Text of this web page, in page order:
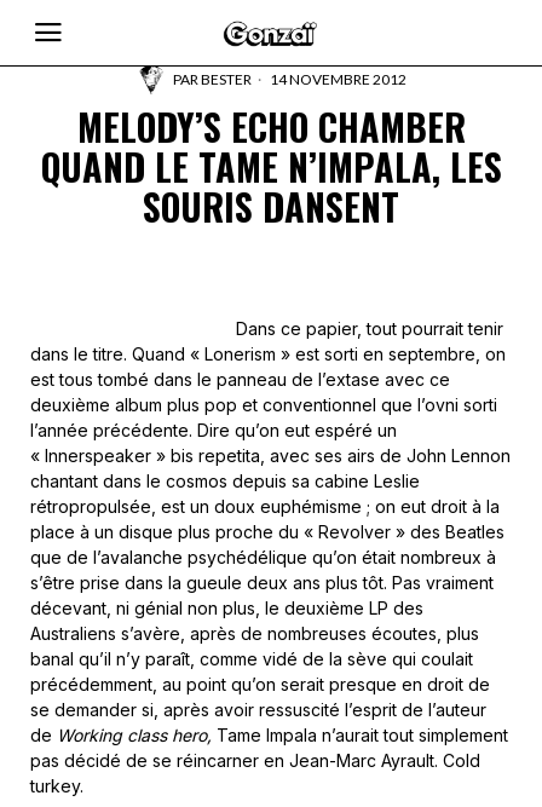
PARBESTER 14 NOVEMBRE 2012
MELODY’S ECHO CHAMBER
QUAND LE TAME N’IMPALA, LES
SOURIS DANSENT
Dans ce papier, tout pourrait tenir
dans le titre. Quand « Lonerism » est sorti en septembre, on
est tous tombé dans le panneau de l’extase avec ce
deuxième album plus pop et conventionnel que l’ovni sorti
l’année précédente. Dire qu’on eut espéré un
« Innerspeaker » bis repetita, avec ses airs de John Lennon
chantant dans le cosmos depuis sa cabine Leslie
rétropropulsée, est un doux euphémisme ; on eut droit à la
place à un disque plus proche du « Revolver » des Beatles
que de l’avalanche psychédélique qu’on était nombreux à
s’être prise dans la gueule deux ans plus tôt. Pas vraiment
décevant, ni génial non plus, le deuxième LP des
Australiens s’avère, après de nombreuses écoutes, plus
banal qu’il n’y paraît, comme vidé de la sève qui coulait
précédemment, au point qu’on serait presque en droit de
se demander si, après avoir ressuscité l’esprit de l’auteur
de Working class hero, Tame Impala n’aurait tout simplement
pas décidé de se réincarner en Jean-Marc Ayrault. Cold
turkey.